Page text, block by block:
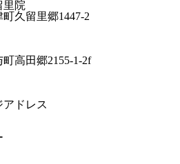
里院
久留里郷1447-2
高田郷2155-1-2f
ドレス